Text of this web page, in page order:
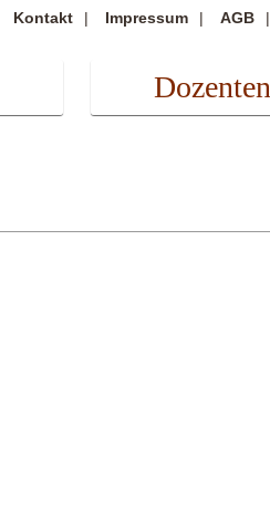
Kontakt Impressum AGB
Dozenten